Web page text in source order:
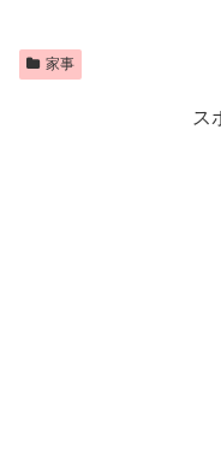
家事
ス